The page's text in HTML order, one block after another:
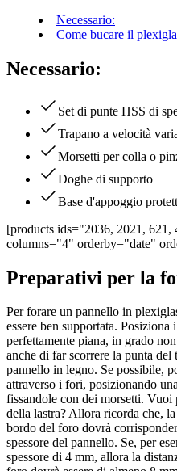
Necessario:
Come bucare il
Necessario:
Set di punte HSS di
Trapano a velocità
Morsetti per colla o
Doghe di supporto
Base d'appoggio
[products ids="2036, 2021,
columns="4" orderby="date"
Preparativi per la
Per forare un pannello in
essere ben supportata.
perfettamente piana, in grado
anche di far scorrere la punta del
pannello in legno. Se possibile,
attraverso i fori, posizionando
fissandole con dei morsetti.
della lastra? Allora ricorda che,
bordo del foro dovrà
spessore del pannello. Se, per
spessore di 4 mm, allora la